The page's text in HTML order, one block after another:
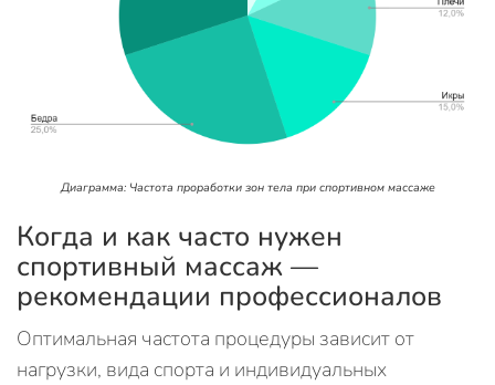
Диаграмма: Частота проработки зон тела при спортивном массаже
Когда и как часто нужен
спортивный массаж —
рекомендации профессионалов
Оптимальная частота процедуры зависит от
нагрузки, вида спорта и индивидуальных